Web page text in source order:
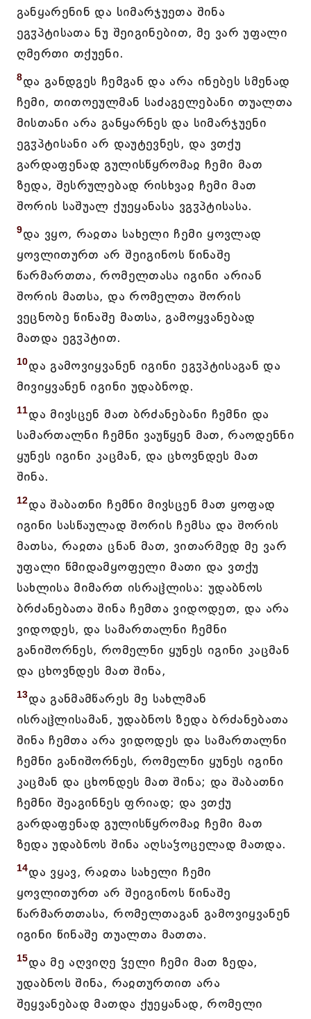
განყარენინ და სიმარჯუეთა შინა
ეგჳპტისათა ნუ შეიგინებით, მე ვარ უფალი
ღმერთი თქუენი.
8და განდგეს ჩემგან და არა ინებეს სმენად
ჩემი, თითოეულმან საძაგელებანი თუალთა
მისთანი არა განყარნეს და სიმარჯუენი
ეგჳპტისანი არ დაუტევნეს, და ვთქუ
გარდაფენად გულისწყრომაჲ ჩემი მათ
ზედა, შესრულებად რისხვაჲ ჩემი მათ
შორის საშუალ ქუეყანასა ვგჳპტისასა.
9და ვყო, რაჲთა სახელი ჩემი ყოვლად
ყოვლითურთ არ შეიგინოს წინაშე
წარმართთა, რომელთასა იგინი არიან
შორის მათსა, და რომელთა შორის
ვეცნობე წინაშე მათსა, გამოყვანებად
მათდა ეგჳპტით.
10და გამოვიყვანენ იგინი ეგჳპტისაგან და
მივიყვანენ იგინი უდაბნოდ.
11და მივსცენ მათ ბრძანებანი ჩემნი და
სამართალნი ჩემნი ვაუწყენ მათ, რაოდენნი
ყუნეს იგინი კაცმან, და ცხოვნდეს მათ
შინა.
12და შაბათნი ჩემნი მივსცენ მათ ყოფად
იგინი სასწაულად შორის ჩემსა და შორის
მათსა, რაჲთა ცნან მათ, ვითარმედ მე ვარ
უფალი წმიდამყოფელი მათი და ვთქუ
სახლისა მიმართ ისრაჱლისა: უდაბნოს
ბრძანებათა შინა ჩემთა ვიდოდეთ, და არა
ვიდოდეს, და სამართალნი ჩემნი
განიშორნეს, რომელნი ყუნეს იგინი კაცმან
და ცხოვნდეს მათ შინა,
13და განმამწარეს მე სახლმან
ისრაჱლისამან, უდაბნოს ზედა ბრძანებათა
შინა ჩემთა არა ვიდოდეს და სამართალნი
ჩემნი განიშორნეს, რომელნი ყუნეს იგინი
კაცმან და ცხონდეს მათ შინა; და შაბათნი
ჩემნი შეაგინნეს ფრიად; და ვთქუ
გარდაფენად გულისწყრომაჲ ჩემი მათ
ზედა უდაბნოს შინა აღსაჴოცელად მათდა.
14და ვყავ, რაჲთა სახელი ჩემი
ყოვლითურთ არ შეიგინოს წინაშე
წარმართთასა, რომელთაგან გამოვიყვანენ
იგინი წინაშე თუალთა მათთა.
15და მე აღვიღე ჴელი ჩემი მათ ზედა,
უდაბნოს შინა, რაჲთურთით არა
შეყვანებად მათდა ქუეყანად, რომელი